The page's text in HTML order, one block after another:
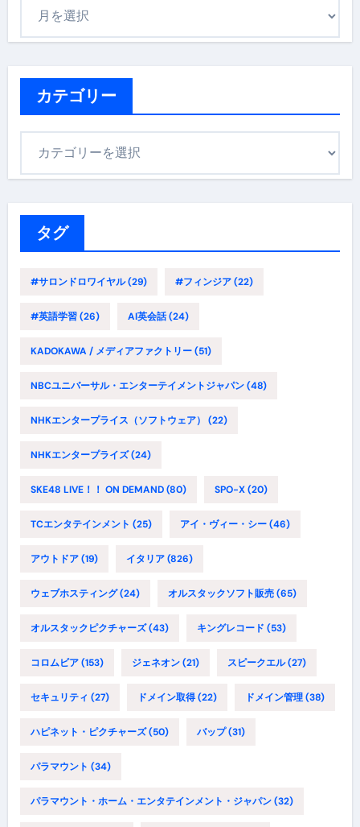
カテゴリー
タグ
#サロンドロワイヤル(29) #フィンジア(22)
#英語学習(26) AI英会話(24)
KADOKAWA / メディアファクトリー(51)
NBCユニバーサル・エンターテイメントジャパン(48)
NHKエンタープライス（ソフトウェア） (22)
NHKエンタープライズ(24)
SKE48 LIVE！！ ON DEMAND(80) SPO-X(20)
TCエンタテインメント (25) アイ・ヴィー・シー(46)
アウトドア(19) イタリア(826)
ウェブホスティング(24) オルスタックソフト販売(65)
オルスタックピクチャーズ(43) キングレコード (53)
コロムビア(153) ジェネオン(21) スピークエル(27)
セキュリティ (27) ドメイン取得(22) ドメイン管理(38)
ハピネット・ピクチャーズ(50) バップ(31)
パラマウント (34)
パラマウント・ホーム・エンタテインメント・ジャパン(32)